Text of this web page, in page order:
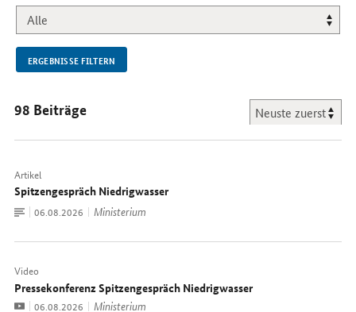
NEU.
ERGEBNISSE FILTERN
98 Beiträge
Artikel
Spitzengespräch Niedrigwasser
Zum
Dokument
Datum:
06.08.2026 Ministerium
Video
Pressekonferenz Spitzengespräch Niedrigwasser
VideoDatum:
06.08.2026 Ministerium